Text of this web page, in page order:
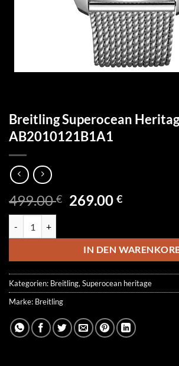
Breitling Superocean
AB2010121B1A1
499.00€ Ursprünglicher
499.00 €
269.00€Aktueller
269.00
IN DEN
Kategorien: Breitling, Superocean heritage
Marke: Breitling